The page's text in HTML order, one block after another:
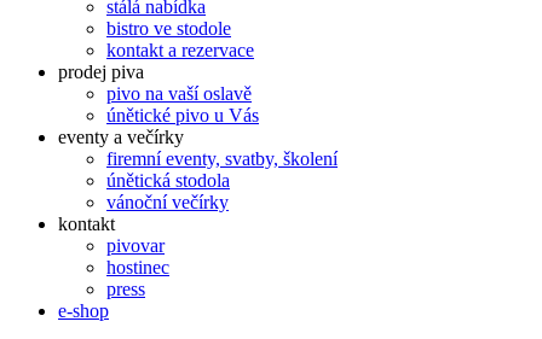
stálá nabídka
bistro ve stodole
kontakt a rezervace
prodej piva
pivo na vaší oslavě
únětické pivo u Vás
eventy a večírky
firemní eventy, svatby, školení
únětická stodola
vánoční večírky
kontakt
pivovar
hostinec
press
e-shop